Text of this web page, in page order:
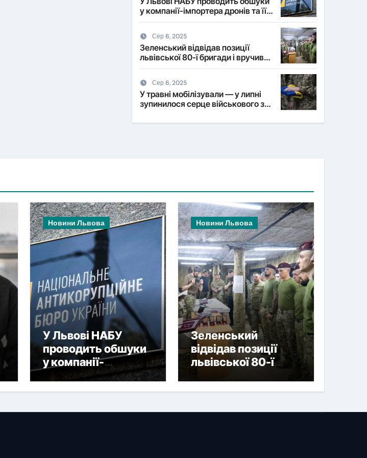
у компанії-імпортера дронів та її
власника
Сер 6, 2025
Зеленський відвідав позиції
львівської 80-ї бригади і вручив
нагороди військовим
Сер 6, 2025
У травні мобілізували — у липні
зупинилося серце військового з
Новини Львова
У Львові НАБУ
проводить обшуки
у компанії-
імпортера дронів та
її власника
Новини Львова
Зеленський
відвідав позиції
львівської 80-ї
нагороди